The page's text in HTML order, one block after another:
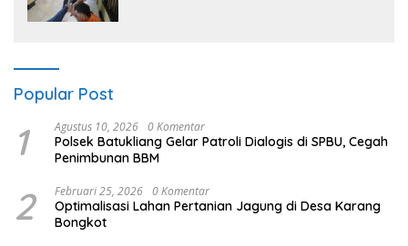
Popular Post
1 Agustus 10, 2026 0 Komentar
Polsek Batukliang Gelar Patroli Dialogis di SPBU, Cegah
Penimbunan BBM
2 Februari 25, 2026 0 Komentar
Optimalisasi Lahan Pertanian Jagung di Desa Karang
Bongkot